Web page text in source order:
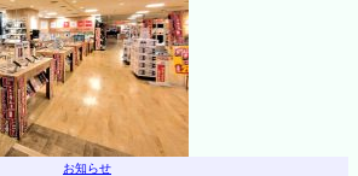
お知らせ